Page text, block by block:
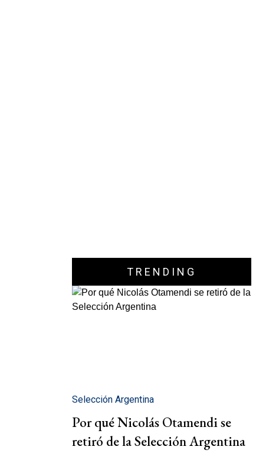
TRENDING
Selección Argentina
Por qué Nicolás Otamendi se
retiró de la Selección Argentina